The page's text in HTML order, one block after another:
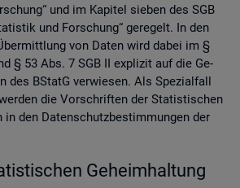
und im Ka­pi­tel sie­ben des SGB
und For­schung“ ge­re­gelt. In den
von Daten wird dabei im §
§ 53 Abs. 7 SGB II ex­pli­zit auf die Ge­
des BStatG ver­wie­sen. Als Spe­zi­al­fall
die Vor­schrif­ten der Sta­tis­ti­schen
in den Da­ten­schutz­be­stim­mun­gen der
Ge­heim­hal­tung